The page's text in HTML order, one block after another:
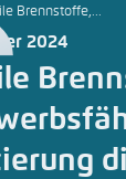
Brennstoffe,...
2024
..., ... und ...
der
ihr
an. Wählen